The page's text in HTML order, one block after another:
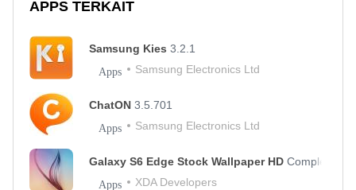
APPS TERKAIT
Samsung Kies 3.2.1
Apps Samsung Electronics Ltd
ChatON 3.5.701
Apps Samsung Electronics Ltd
Galaxy S6 Edge Stock Wallpaper HD Complete
Apps XDA Developers